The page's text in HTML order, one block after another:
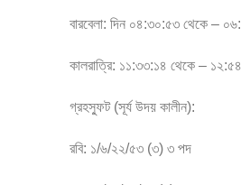
বারবেলা: দিন ০৪:৩০:৫৩ থেকে –
কালরাত্রি: ১১:৩৩:১৪ থেকে –
গ্রহস্ফুট (সূর্য উদয় কালীন):
রবি: ১/৬/২২/৫৩ (৩) ৩ পদ